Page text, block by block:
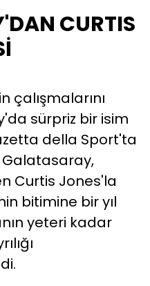
CURTIS
çalışmalarını
sürpriz bir isim
della Sport'ta
Curtis Jones'la
bitimine bir yıl
yeteri kadar